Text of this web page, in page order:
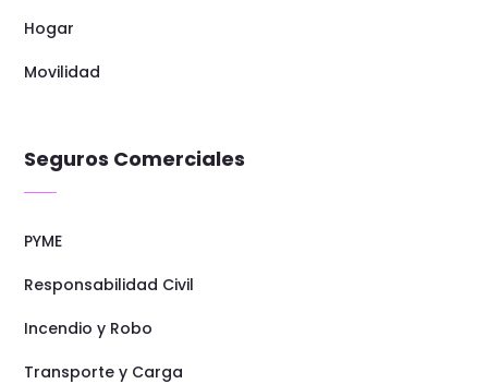
Hogar
Movilidad
Seguros Comerciales
PYME
Responsabilidad Civil
Incendio y Robo
Transporte y Carga